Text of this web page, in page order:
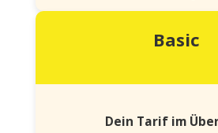
Basic
Dein Tarif im